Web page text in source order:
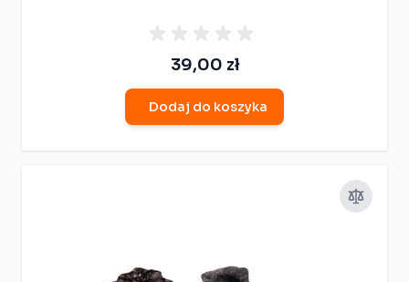
39,00 zł
Dodaj do koszyka